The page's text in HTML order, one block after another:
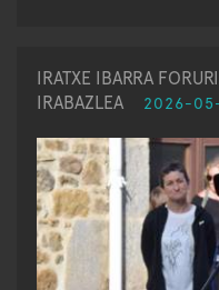
IRATXE IBARRA
IRABAZLEA
2026-